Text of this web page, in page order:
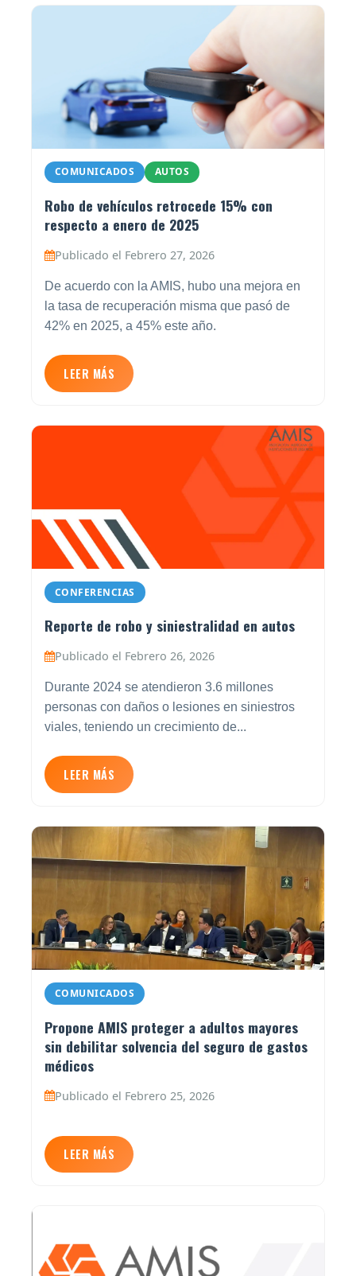
COMUNICADOS AUTOS
Robo de vehículos retrocede 15% con
respecto a enero de 2025
Publicado el Febrero 27, 2026
De acuerdo con la AMIS, hubo una mejora en
la tasa de recuperación misma que pasó de
42% en 2025, a 45% este año.
LEER MÁS
CONFERENCIAS
Reporte de robo y siniestralidad en autos
Publicado el Febrero 26, 2026
Durante 2024 se atendieron 3.6 millones
personas con daños o lesiones en siniestros
viales, teniendo un crecimiento de...
LEER MÁS
COMUNICADOS
Propone AMIS proteger a adultos mayores
sin debilitar solvencia del seguro de gastos
médicos
Publicado el Febrero 25, 2026
LEER MÁS